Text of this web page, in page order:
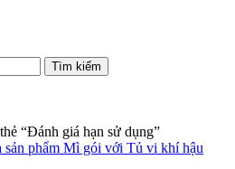
Tìm kiếm
“Đánh giá hạn sử dụng”